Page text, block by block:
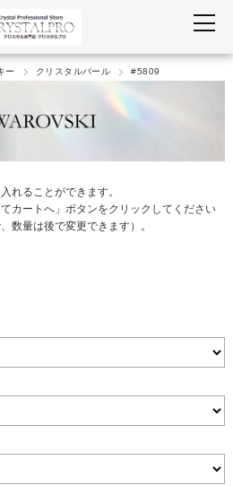
ー クリスタルパール #5809
れることができます。
カートへ」ボタンをクリックしてください
数量は後で変更できます）。